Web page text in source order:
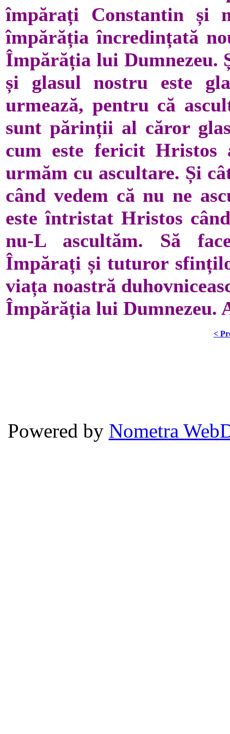
împărați Constantin și
împărăția încredințată
Împărăția lui Dumnezeu.
și glasul nostru este
urmează, pentru că
sunt părinții al căror
cum este fericit
urmăm cu ascultare. Și
când vedem că nu ne
este întristat Hristos
nu-L ascultăm. Să
Împărați și tuturor
viața noastră
Împărăția lui Dumnezeu.
<
Powered by Nometra